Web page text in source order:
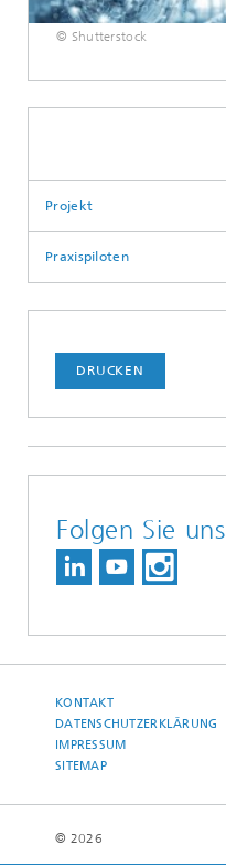
© Shutterstock
Projekt
Praxispiloten
DRUCKEN
Folgen Sie uns
KONTAKT
DATENSCHUTZERKLÄRUNG
IMPRESSUM
SITEMAP
© 2026